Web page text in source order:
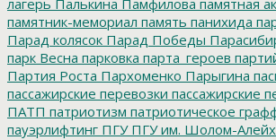
лагерь Палькина Памфилова памятная
памятник-мемориал память панихида
Парад колясок Парад Победы
парк Весна парковка парта_героев
Партия Роста Пархоменко Парыгина
пассажирские перевозки пассажирские
ПАТП патриотизм патриотическое
пауэрлифтинг ПГУПГУ им. Шолом-